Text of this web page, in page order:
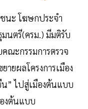
นะ โฆษกประจำ
นตรี(ครม.) มีมติรับ
ณะกรรมการตรวจ
ยผลโครงการเมือง
” ไปสู่เมืองต้นแบบ
งต้นแบบ